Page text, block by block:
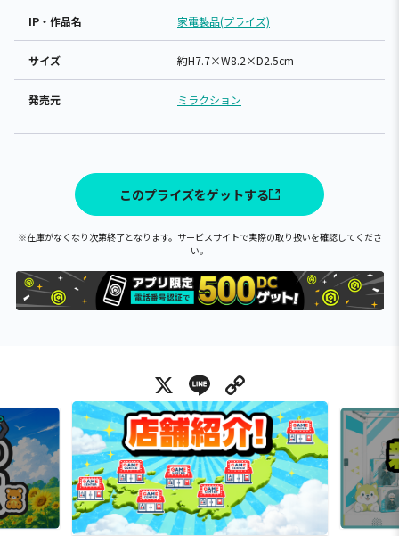
IP・作品名 家電製品(プライズ)
サイズ 約H7.7×W8.2×D2.5cm
発売元 ミラクション
このプライズをゲットする
※在庫がなくなり次第終了となります。サービスサイトで実際の取り扱いを確認してくださ
い。
X Line